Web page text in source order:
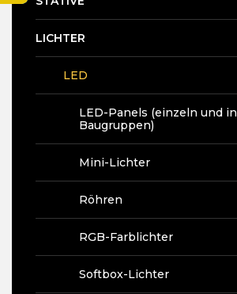
LICHTER
LED
LED-Panels (einzeln und in
Baugruppen)
Mini-Lichter
Röhren
RGB-Farblichter
Softbox-Lichter